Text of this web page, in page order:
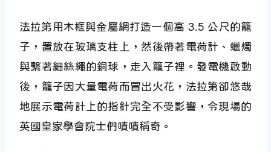
法拉第用木框與金屬網打造一個高 3.5 公尺的籠
子，置放在玻璃支柱上，然後帶著電荷計、蠟燭
與繫著細絲繩的銅球，走入籠子裡。發電機啟動
後，籠子因大量電荷而冒出火花，法拉第卻悠哉
地展示電荷計上的指針完全不受影響，令現場的
英國皇家學會院士們嘖嘖稱奇。